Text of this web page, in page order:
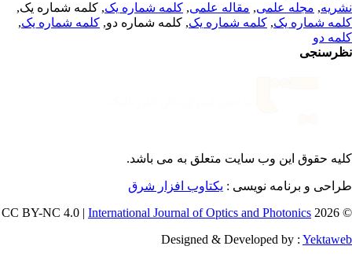
,مجله علمی, مقاله علمی, کلمه شماره یک, کلمه شماره یک,
شماره یک,کلمه شماره یک, کلمه شماره دو,کلمه شماره یک,
دو
حقوق این وب سایت متعلق بهمی باشد.
و برنامه نویسی : یکتاوب افزار شرق
©
International Journal of Optics and Photonics
Designed & Developed by :